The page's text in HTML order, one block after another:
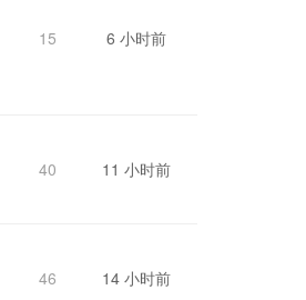
15 6 小时前
40 11 小时前
46 14 小时前